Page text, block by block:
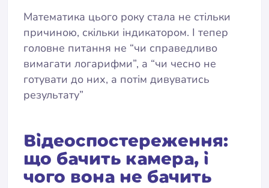
Математика цього року стала не стільки
причиною, скільки індикатором. І тепер
головне питання не “чи справедливо
вимагати логарифми”, а “чи чесно не
готувати до них, а потім дивуватись
результату”
Відеоспостереження:
що бачить камера, і
чого вона не бачить